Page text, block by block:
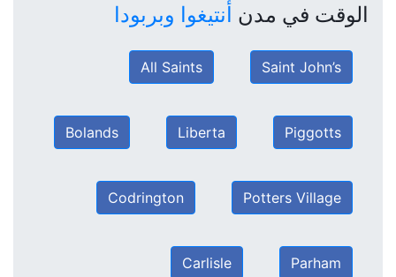
الوقت في مدن أنتيغوا وبربودا
Saint John’s
All Saints
Piggotts
Liberta
Bolands
Potters Village
Codrington
Parham
Carlisle